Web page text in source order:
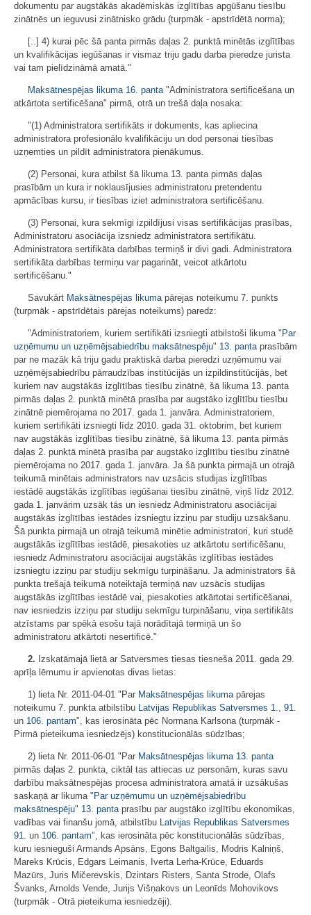
dokumentu par augstākās akadēmiskās izglītības apgūšanu tiesību
zinātnēs un ieguvusi zinātnisko grādu (turpmāk - apstrīdētā norma);
[..] 4) kurai pēc šā panta pirmās daļas 2. punktā minētās izglītības
un kvalifikācijas iegūšanas ir vismaz triju gadu darba pieredze jurista
vai tam pielīdzināmā amatā."
Maksātnespējas likuma 16. panta"Administratora sertificēšana un
atkārtota sertificēšana" pirmā, otrā un trešā daļa nosaka:
"(1) Administratora sertifikāts ir dokuments, kas apliecina
administratora profesionālo kvalifikāciju un dod personai tiesības
uzņemties un pildīt administratora pienākumus.
(2) Personai, kura atbilst šā likuma 13. panta pirmās daļas
prasībām un kura ir noklausījusies administratoru pretendentu
apmācības kursu, ir tiesības iziet administratora sertificēšanu.
(3) Personai, kura sekmīgi izpildījusi visas sertifikācijas prasības,
Administratoru asociācija izsniedz administratora sertifikātu.
Administratora sertifikāta darbības termiņš ir divi gadi. Administratora
sertifikāta darbības termiņu var pagarināt, veicot atkārtotu
sertificēšanu."
Savukārt Maksātnespējas likumapārejas noteikumu 7. punkts
(turpmāk - apstrīdētais pārejas noteikums) paredz:
"Administratoriem, kuriem sertifikāti izsniegti atbilstoši likuma " Par
uzņēmumu un uzņēmējsabiedrību maksātnespēju" 13. pantaprasībām
par ne mazāk kā triju gadu praktiskā darba pieredzi uzņēmumu vai
uzņēmējsabiedrību pārraudzības institūcijās un izpildinstitūcijās, bet
kuriem nav augstākās izglītības tiesību zinātnē, šā likuma 13. panta
pirmās daļas 2. punktā minētā prasība par augstāko izglītību tiesību
zinātnē piemērojama no 2017. gada 1. janvāra. Administratoriem,
kuriem sertifikāti izsniegti līdz 2010. gada 31. oktobrim, bet kuriem
nav augstākās izglītības tiesību zinātnē, šā likuma 13. panta pirmās
daļas 2. punktā minētā prasība par augstāko izglītību tiesību zinātnē
piemērojama no 2017. gada 1. janvāra. Ja šā punkta pirmajā un otrajā
teikumā minētais administrators nav uzsācis studijas izglītības
iestādē augstākās izglītības iegūšanai tiesību zinātnē, viņš līdz 2012.
gada 1. janvārim uzsāk tās un iesniedz Administratoru asociācijai
augstākās izglītības iestādes izsniegtu izziņu par studiju uzsākšanu.
Šā punkta pirmajā un otrajā teikumā minētie administratori, kuri studē
augstākās izglītības iestādē, piesakoties uz atkārtotu sertificēšanu,
iesniedz Administratoru asociācijai augstākās izglītības iestādes
izsniegtu izziņu par studiju sekmīgu turpināšanu. Ja administrators šā
punkta trešajā teikumā noteiktajā termiņā nav uzsācis studijas
augstākās izglītības iestādē vai, piesakoties atkārtotai sertificēšanai,
nav iesniedzis izziņu par studiju sekmīgu turpināšanu, viņa sertifikāts
atzīstams par spēkā esošu tajā norādītajā termiņā un šo
administratoru atkārtoti nesertificē."
2. Izskatāmajā lietā ar Satversmes tiesas tiesneša 2011. gada 29.
aprīļa lēmumu ir apvienotas divas lietas:
1) lieta Nr. 2011-04-01 "Par Maksātnespējas likumapārejas
noteikumu 7. punkta atbilstību Latvijas Republikas Satversmes 1., 91.
un 106. pantam", kas ierosināta pēc Normana Karlsona (turpmāk -
Pirmā pieteikuma iesniedzējs) konstitucionālās sūdzības;
2) lieta Nr. 2011-06-01 "Par Maksātnespējas likuma 13. panta
pirmās daļas 2. punkta, ciktāl tas attiecas uz personām, kuras savu
darbību maksātnespējas procesa administratora amatā ir uzsākušas
saskaņā ar likuma " Par uzņēmumu un uzņēmējsabiedrību
maksātnespēju" 13. pantaprasību par augstāko izglītību ekonomikas,
vadības vai finanšu jomā, atbilstību Latvijas Republikas Satversmes
91. un 106. pantam", kas ierosināta pēc konstitucionālās sūdzības,
kuru iesnieguši Armands Apsāns, Egons Baltgailis, Modris Kalniņš,
Mareks Krūcis, Edgars Leimanis, Iverta Lerha-Krūce, Eduards
Mazūrs, Juris Mičerevskis, Dzintars Risters, Santa Strode, Olafs
Švanks, Arnolds Vende, Jurijs Višņakovs un Leonīds Mohovikovs
(turpmāk - Otrā pieteikuma iesniedzēji).